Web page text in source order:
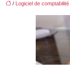
/ Logiciel de comptabilité